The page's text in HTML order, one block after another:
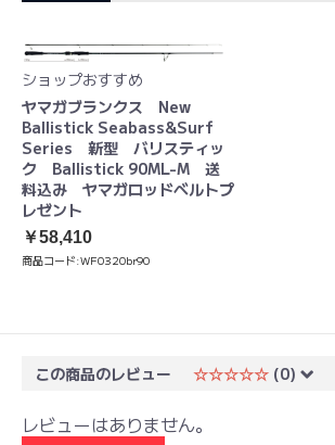
ショップおすすめ
ヤマガブランクス New
Ballistick Seabass&Surf
Series 新型 バリスティッ
ク Ballistick 90ML-M 送
料込み ヤマガロッドベルトプ
レゼント
￥58,410
商品コード:WF0320br90
この商品のレビュー ☆☆☆☆☆ (0)
レビューはありません。